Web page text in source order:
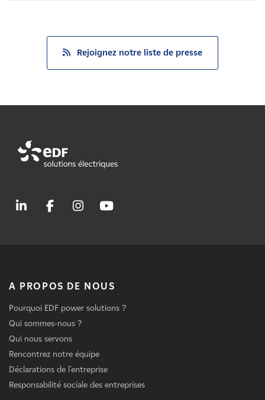
Rejoignez notre liste de presse
A PROPOS DE NOUS
Pourquoi EDF power solutions ?
Qui sommes-nous ?
Qui nous servons
Rencontrez notre équipe
Déclarations de l'entreprise
Responsabilité sociale des entreprises